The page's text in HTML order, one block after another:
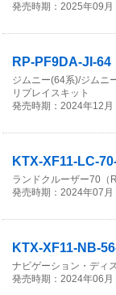
発売時期：2025年09
RP-PF9DA-JI-64
ジムニー(64系)/ジムニ
リプレイスキット
発売時期：2024年12
KTX-XF11-LC-
ランドクルーザー70（
発売時期：2024年07
KTX-XF11-NB-
ナビゲーション・ディ
発売時期：2024年06